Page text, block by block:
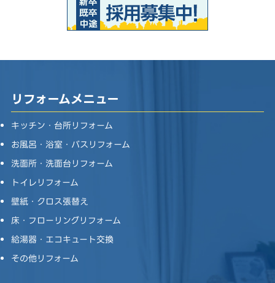
リフォームメニュー
キッチン・台所リフォーム
お風呂・浴室・バスリフォーム
洗面所・洗面台リフォーム
トイレリフォーム
壁紙・クロス張替え
床・フローリングリフォーム
給湯器・エコキュート交換
その他リフォーム